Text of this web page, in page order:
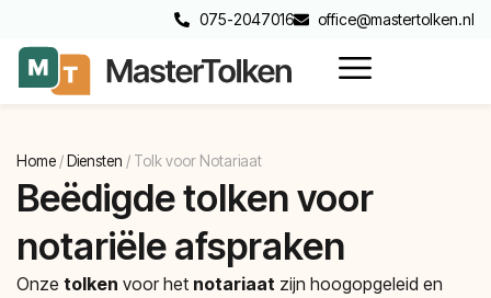
075-2047016 office@mastertolken.nl
Home / Diensten / Tolk voor Notariaat
Beëdigde tolken voor
notariële afspraken
Onze tolken voor het notariaat zijn hoogopgeleid en